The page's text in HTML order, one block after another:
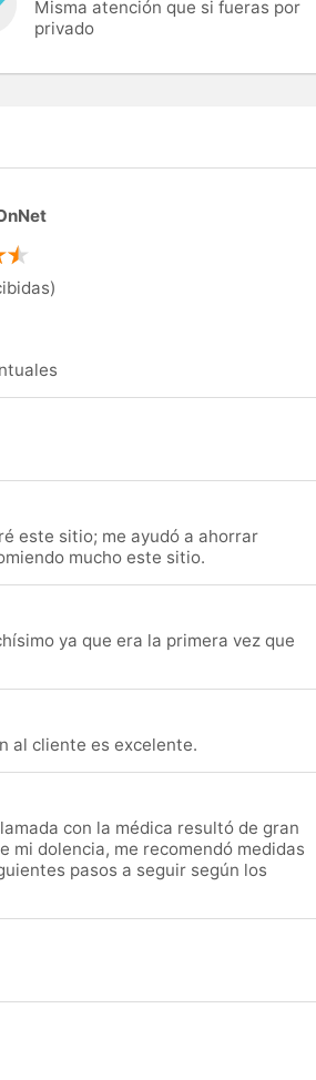
Misma atención que si fueras por
privado
este sitio; me ayudó a ahorrar
mucho este sitio.
ya que era la primera vez que
al cliente es excelente.
con la médica resultó de gran
mi dolencia, me recomendó medidas
pasos a seguir según los